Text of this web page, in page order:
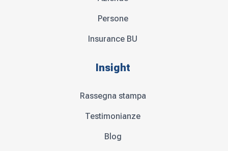
Persone
Insurance BU
Insight
Rassegna stampa
Testimonianze
Blog